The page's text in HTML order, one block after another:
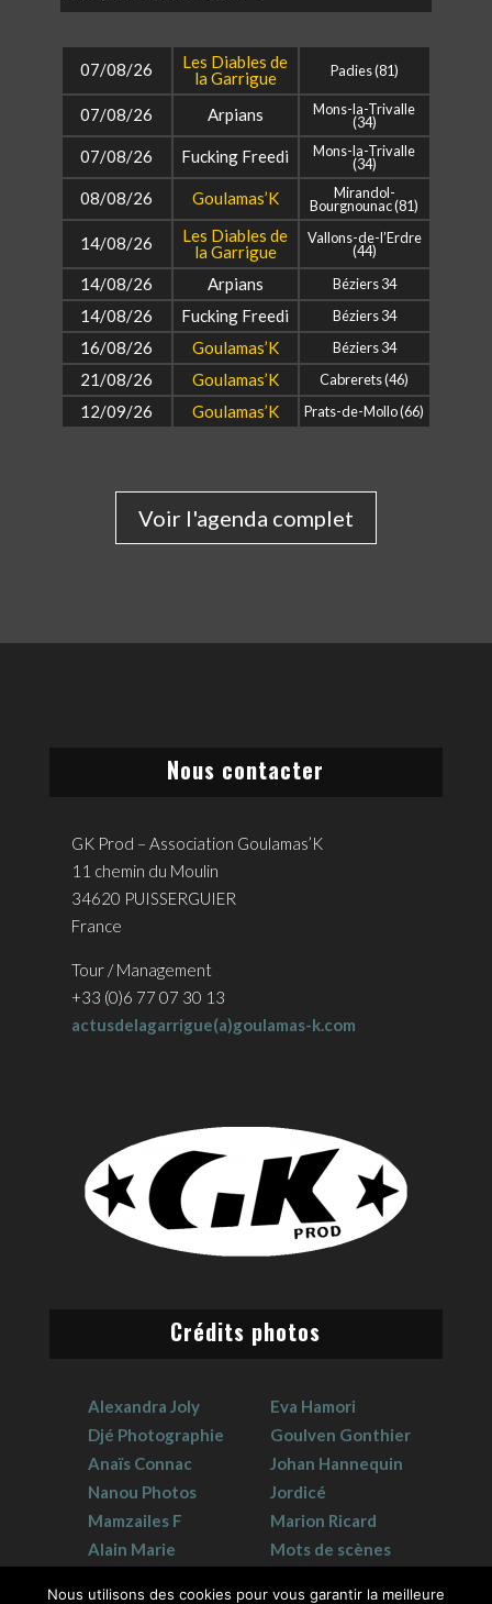
07/08/26
Les Diables de
la Garrigue
Padies (81)
07/08/26 Arpians Mons-la-Trivalle
(34)
07/08/26 Fucking Freedi Mons-la-Trivalle
(34)
08/08/26 Goulamas’K Mirandol-
Bourgnounac (81)
14/08/26
Les Diables de
la Garrigue
Vallons-de-l’Erdre
(44)
14/08/26 Arpians Béziers 34
14/08/26 Fucking Freedi Béziers 34
16/08/26 Goulamas’K Béziers 34
21/08/26 Goulamas’K Cabrerets (46)
12/09/26 Goulamas’K Prats-de-Mollo (66)
Voir l'agenda complet
Nous contacter
GK Prod – Association Goulamas’K
11 chemin du Moulin
34620 PUISSERGUIER
France
Tour / Management
+33 (0)6 77 07 30 13
actusdelagarrigue(a)goulamas-k.com
Crédits photos
Alexandra Joly
Djé Photographie
Anaïs Connac
Nanou Photos
Mamzailes F
Alain Marie
Eva Hamori
Goulven Gonthier
Johan Hannequin
Jordicé
Marion Ricard
Mots de scènes
Nous utilisons des cookies pour vous garantir la meilleure